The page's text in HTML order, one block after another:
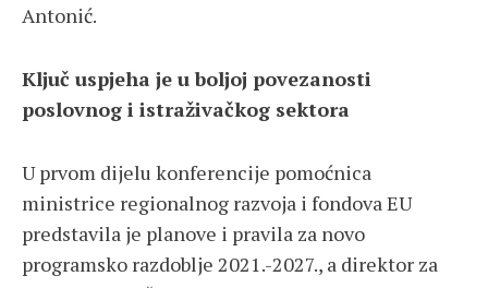
Antonić.
Ključ uspjeha je u boljoj povezanosti
poslovnog i istraživačkog sektora
U prvom dijelu konferencije pomoćnica
ministrice regionalnog razvoja i fondova EU
predstavila je planove i pravila za novo
programsko razdoblje 2021.-2027., a direktor za